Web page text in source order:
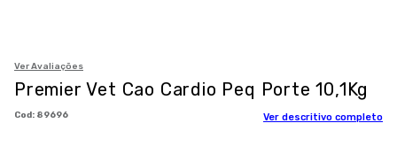
Ver Avaliações
Premier Vet Cao Cardio Peq Porte 10,1Kg
: 89696 Ver descritivo completo
5º
formula natural